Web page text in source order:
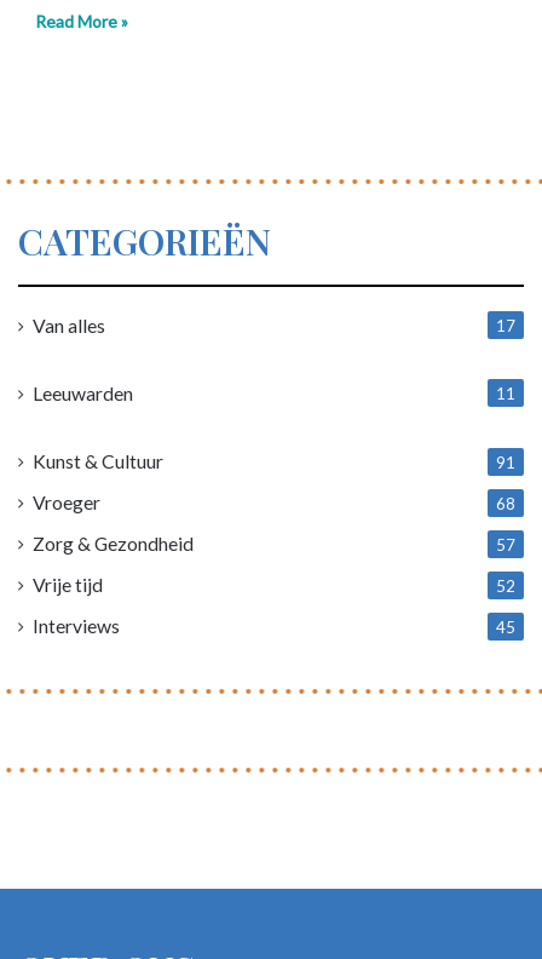
Read More »
CATEGORIEËN
Van alles
17
Leeuwarden
11
Kunst & Cultuur 91
Vroeger 68
Zorg & Gezondheid 57
Vrije tijd 52
Interviews 45